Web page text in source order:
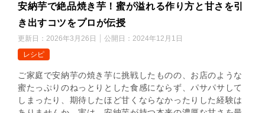
安納芋で絶品焼き芋！蜜が溢れる作り方と甘さを引
き出すコツをプロが伝授
更新日： 2026年3月26日 公開日： 2024年12月1日
レシピ
ご家庭で安納芋の焼き芋に挑戦したものの、お店のような
蜜たっぷりのねっとりとした食感にならず、パサパサして
しまったり、期待したほど甘くならなかったりした経験は